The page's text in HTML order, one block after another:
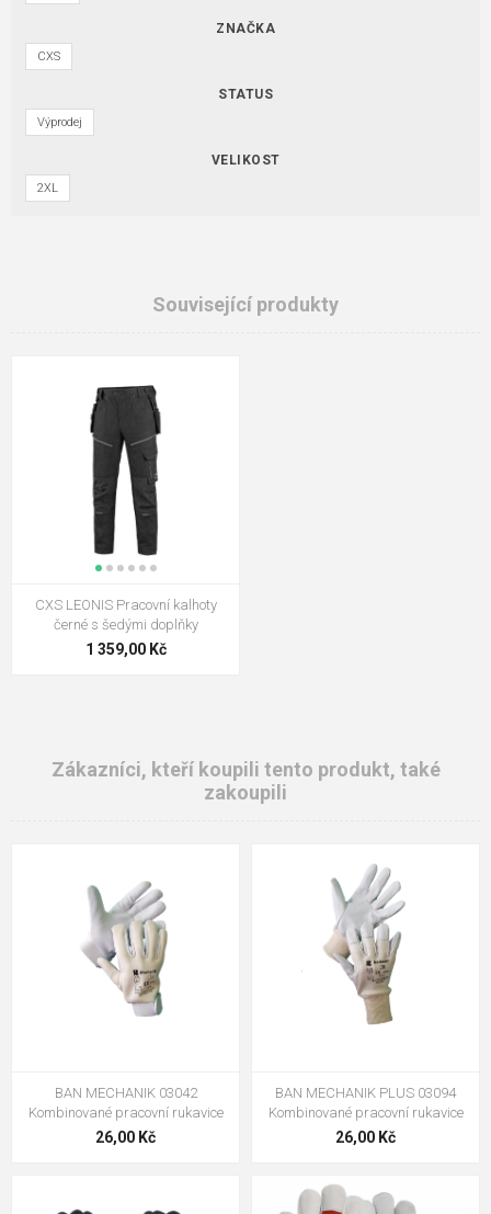
ZNAČKA
CXS
STATUS
Výprodej
VELIKOST
2XL
Související produkty
CXS LEONIS Pracovní kalhoty
černé s šedými doplňky
1 359,00 Kč
Zákazníci, kteří koupili tento produkt, také
zakoupili
BAN MECHANIK 03042
Kombinované pracovní rukavice
26,00 Kč
BAN MECHANIK PLUS 03094
Kombinované pracovní rukavice
26,00 Kč